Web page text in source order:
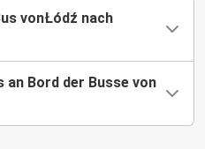
vonŁódź nach
an Bord der Busse von